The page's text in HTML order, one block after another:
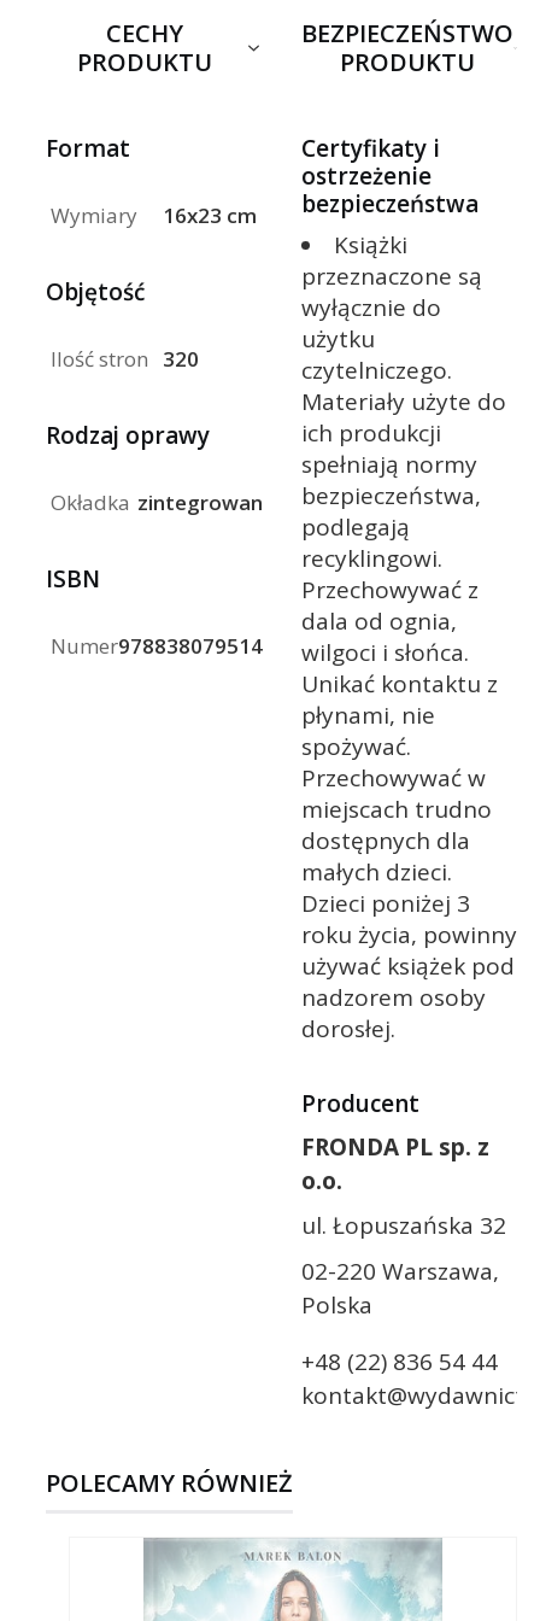
CECHY
PRODUKTU
Format
Wymiary 16x23 cm
Objętość
Ilość stron 320
Rodzaj oprawy
Okładka zintegrowana
ISBN
Numer9788380795143
BEZPIECZEŃSTWO
PRODUKTU
Certyfikaty i
ostrzeżenie
bezpieczeństwa
Książki
przeznaczone są
wyłącznie do
użytku
czytelniczego.
Materiały użyte do
ich produkcji
spełniają normy
bezpieczeństwa,
podlegają
recyklingowi.
Przechowywać z
dala od ognia,
wilgoci i słońca.
Unikać kontaktu z
płynami, nie
spożywać.
Przechowywać w
miejscach trudno
dostępnych dla
małych dzieci.
Dzieci poniżej 3
roku życia, powinny
używać książek pod
nadzorem osoby
dorosłej.
Producent
FRONDA PL sp. z
o.o.
ul. Łopuszańska 32
02-220 Warszawa,
Polska
+48 (22) 836 54 44
POLECAMY RÓWNIEŻ